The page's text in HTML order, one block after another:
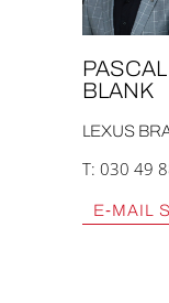
PAS­CAL
BLANK
LEXUS
T: 030 49
E‑MAIL